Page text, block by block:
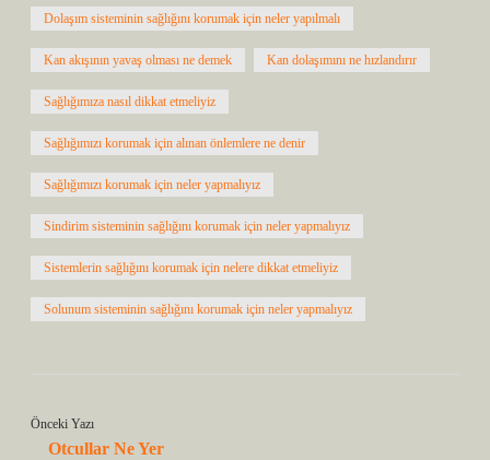
Dolaşım sisteminin sağlığını korumak için neler yapılmalı
Kan akışının yavaş olması ne demek Kan dolaşımını ne hızlandırır
Sağlığımıza nasıl dikkat etmeliyiz
Sağlığımızı korumak için alınan önlemlere ne denir
Sağlığımızı korumak için neler yapmalıyız
Sindirim sisteminin sağlığını korumak için neler yapmalıyız
Sistemlerin sağlığını korumak için nelere dikkat etmeliyiz
Solunum sisteminin sağlığını korumak için neler yapmalıyız
Önceki Yazı
Otcullar Ne Yer